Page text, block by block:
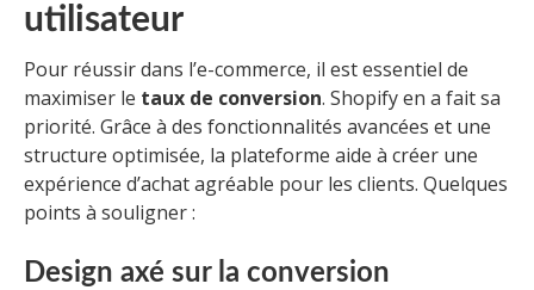
utilisateur
Pour réussir dans l’e-commerce, il est essentiel de
maximiser le taux de conversion. Shopify en a fait sa
priorité. Grâce à des fonctionnalités avancées et une
structure optimisée, la plateforme aide à créer une
expérience d’achat agréable pour les clients. Quelques
points à souligner :
Design axé sur la conversion